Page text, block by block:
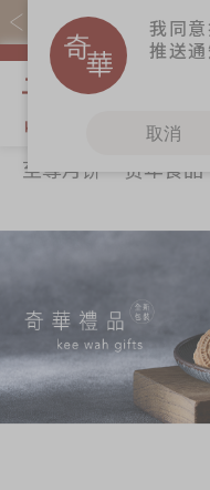
易赏钱会员凭推广码
关于奇华
商务销售
嫁喜须知
奇华网志
奇
嫁
手
家
时
至尊月饼 贺年食品
我同
推送通
取消